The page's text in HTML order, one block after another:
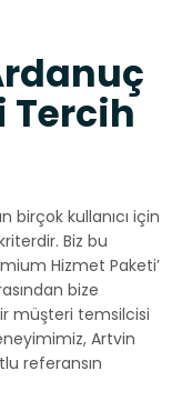
Tercih
birçok kullanıcı için
Biz bu
Hizmet Paketi’
bize
müşteri temsilcisi
Artvin
referansın